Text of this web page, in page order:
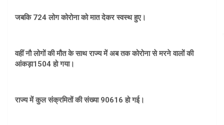
जबकि 724 लोग कोरोना को मात देकर स्वस्थ हुए।
वहीं नौ लोगों की मौत के साथ राज्य में अब तक कोरोना से मरने वालों की
आंकड़ा1504 हो गया।
राज्य में कुल संक्रमितों की संख्या 90616 हो गई।